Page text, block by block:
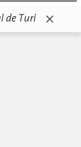
de Turi